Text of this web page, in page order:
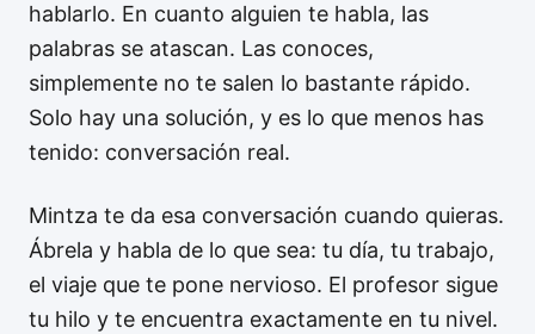
hablarlo. En cuanto alguien te habla, las
palabras se atascan. Las conoces,
simplemente no te salen lo bastante rápido.
Solo hay una solución, y es lo que menos has
tenido: conversación real.
Mintza te da esa conversación cuando quieras.
Ábrela y habla de lo que sea: tu día, tu trabajo,
el viaje que te pone nervioso. El profesor sigue
tu hilo y te encuentra exactamente en tu nivel.